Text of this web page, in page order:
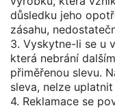
důsledku jeho
zásahu,
3. Vyskytne-li se u
která nebrání
přiměřenou slevu.
sleva, nelze
4. Reklamace se